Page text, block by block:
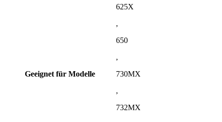
Geeignet für Modelle
625X
,
650
,
730MX
,
732MX